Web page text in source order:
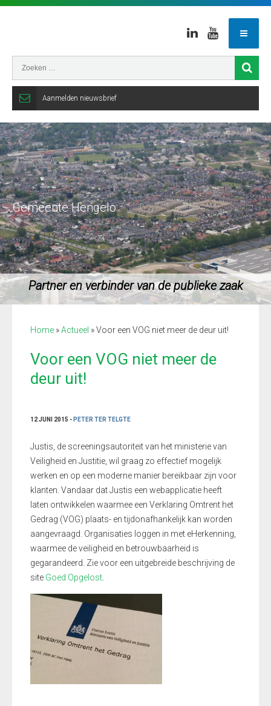
LinkedinYoutube
Aanmelden nieuwsbrief
Partner en verbinder van de publieke zaak
Gemeente Hengelo
Home »Actueel »Voor een VOG niet meer de deur uit!
Voor een VOG niet meer de
deur uit!
12 JUNI 2015 - PETER TER TELGTE
Justis, de screeningsautoriteit van het ministerie van
Veiligheid en Justitie, wil graag zo effectief mogelijk
werken en op een moderne manier bereikbaar zijn voor
klanten. Vandaar dat Justis een webapplicatie heeft
laten ontwikkelen waarmee een Verklaring Omtrent het
Gedrag (VOG) plaats- en tijdonafhankelijk kan worden
aangevraagd. Organisaties loggen in met eHerkenning,
waarmee de veiligheid en betrouwbaarheid is
gegarandeerd. Zie voor een uitgebreide beschrijving de
site Goed Opgelost